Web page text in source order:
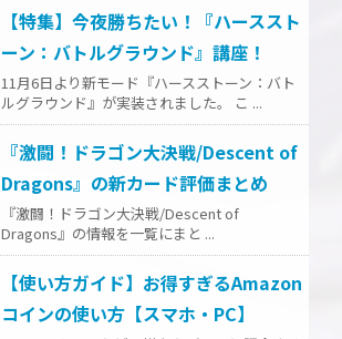
【特集】今夜勝ちたい！『ハーススト
ーン：バトルグラウンド』講座！
11月6日より新モード『ハースストーン：バト
ルグラウンド』が実装されました。 こ ...
『激闘！ドラゴン大決戦/Descent of
Dragons』の新カード評価まとめ
『激闘！ドラゴン大決戦/Descent of
Dragons』の情報を一覧にまと ...
【使い方ガイド】お得すぎるAmazon
コインの使い方【スマホ・PC】